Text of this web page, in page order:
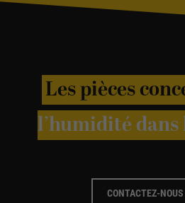
Les pièces
l’humidité
CONTACTEZ-NOUS